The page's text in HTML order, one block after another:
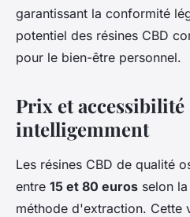
garantissant la conformité
potentiel des résines CBD
pour le bien-être personnel.
Prix et
intelligemment
Les résines CBD de qualité
entre 15 et 80 euros selon
méthode d'extraction. Cette